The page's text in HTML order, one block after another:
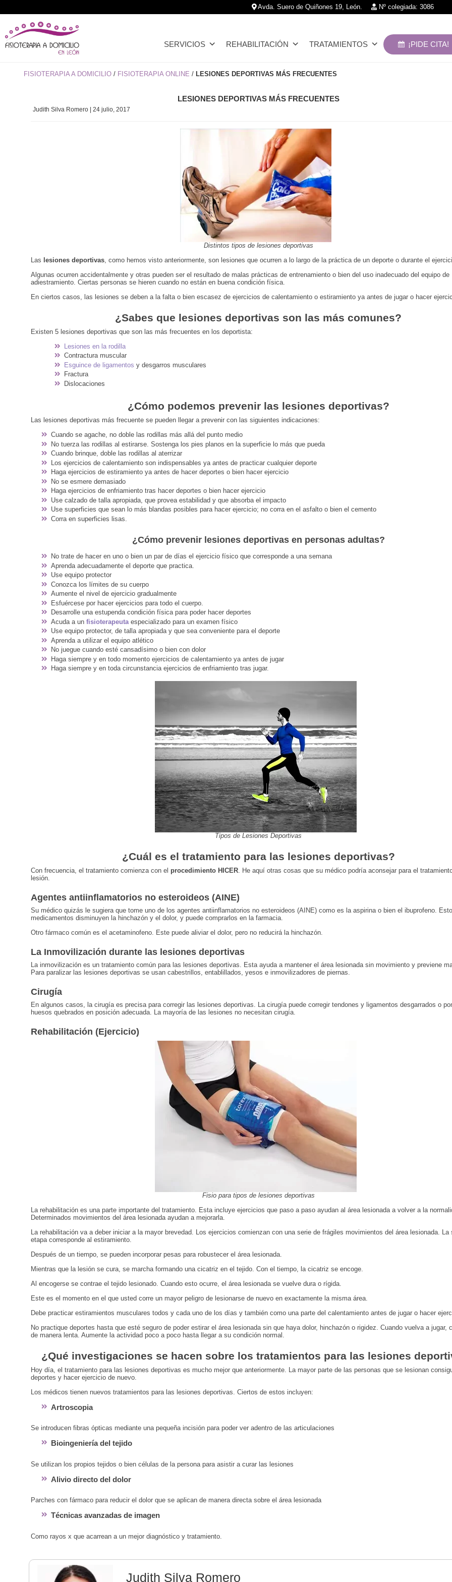
Avda. Suero de Quiñones 19, León. Nº colegiada: 3086
SERVICIOS REHABILITACIÓN TRATAMIENTOS ¡PIDE CITA!
FISIOTERAPIA A DOMICILIO / FISIOTERAPIA ONLINE / LESIONES DEPORTIVAS MÁS FRECUENTES
LESIONES DEPORTIVAS MÁS FRECUENTES
Judith Silva Romero 24 julio, 2017
Distintos tipos de lesiones deportivas
Las lesiones deportivas , como hemos visto anteriormente, son lesiones que ocurren a lo largo de la práctica de un deporte o durante el
Algunas ocurren accidentalmente y otras pueden ser el resultado de malas prácticas de entrenamiento o bien del uso inadecuado del equipo de
adiestramiento. Ciertas personas se hieren cuando no están en buena condición física.
En ciertos casos, las lesiones se deben a la falta o bien escasez de ejercicios de calentamiento o estiramiento ya antes de jugar o hacer
¿Sabes que lesiones deportivas son las más comunes?
Existen 5 lesiones deportivas que son las más frecuentes en los deportista:
Lesiones en la rodilla
Contractura muscular
Esguince de ligamentos y desgarros musculares
Fractura
Dislocaciones
¿Cómo podemos prevenir las lesiones deportivas?
Las lesiones deportivas más frecuente se pueden llegar a prevenir con las siguientes indicaciones:
Cuando se agache, no doble las rodillas más allá del punto medio
No tuerza las rodillas al estirarse. Sostenga los pies planos en la superficie lo más que pueda
Cuando brinque, doble las rodillas al aterrizar
Los ejercicios de calentamiento son indispensables ya antes de practicar cualquier deporte
Haga ejercicios de estiramiento ya antes de hacer deportes o bien hacer ejercicio
No se esmere demasiado
Haga ejercicios de enfriamiento tras hacer deportes o bien hacer ejercicio
Use calzado de talla apropiada, que provea estabilidad y que absorba el impacto
Use superficies que sean lo más blandas posibles para hacer ejercicio; no corra en el asfalto o bien el cemento
Corra en superficies lisas.
¿Cómo prevenir lesiones deportivas en personas adultas?
No trate de hacer en uno o bien un par de días el ejercicio físico que corresponde a una semana
Aprenda adecuadamente el deporte que practica.
Use equipo protector
Conozca los límites de su cuerpo
Aumente el nivel de ejercicio gradualmente
Esfuércese por hacer ejercicios para todo el cuerpo.
Desarrolle una estupenda condición física para poder hacer deportes
Acuda a un fisioterapeuta especializado para un examen físico
Use equipo protector, de talla apropiada y que sea conveniente para el deporte
Aprenda a utilizar el equipo atlético
No juegue cuando esté cansadísimo o bien con dolor
Haga siempre y en todo momento ejercicios de calentamiento ya antes de jugar
Haga siempre y en toda circunstancia ejercicios de enfriamiento tras jugar.
Tipos de Lesiones Deportivas
¿Cuál es el tratamiento para las lesiones deportivas?
Con frecuencia, el tratamiento comienza con el procedimiento HICER . He aquí otras cosas que su médico podría aconsejar para el
lesión.
Agentes antiinflamatorios no esteroideos (AINE)
Su médico quizás le sugiera que tome uno de los agentes antiinflamatorios no esteroideos (AINE) como es la aspirina o bien el ibuprofeno.
medicamentos disminuyen la hinchazón y el dolor, y puede comprarlos en la farmacia.
Otro fármaco común es el acetaminofeno. Este puede aliviar el dolor, pero no reducirá la hinchazón.
La Inmovilización durante las lesiones deportivas
La inmovilización es un tratamiento común para las lesiones deportivas. Esta ayuda a mantener el área lesionada sin movimiento y previene
Para paralizar las lesiones deportivas se usan cabestrillos, entablillados, yesos e inmovilizadores de piernas.
Cirugía
En algunos casos, la cirugía es precisa para corregir las lesiones deportivas. La cirugía puede corregir tendones y ligamentos desgarrados o
huesos quebrados en posición adecuada. La mayoría de las lesiones no necesitan cirugía.
Rehabilitación (Ejercicio)
Fisio para tipos de lesiones deportivas
La rehabilitación es una parte importante del tratamiento. Esta incluye ejercicios que paso a paso ayudan al área lesionada a volver a la
Determinados movimientos del área lesionada ayudan a mejorarla.
La rehabilitación va a deber iniciar a la mayor brevedad. Los ejercicios comienzan con una serie de frágiles movimientos del área lesionada. La
etapa corresponde al estiramiento.
Después de un tiempo, se pueden incorporar pesas para robustecer el área lesionada.
Mientras que la lesión se cura, se marcha formando una cicatriz en el tejido. Con el tiempo, la cicatriz se encoge.
Al encogerse se contrae el tejido lesionado. Cuando esto ocurre, el área lesionada se vuelve dura o rígida.
Este es el momento en el que usted corre un mayor peligro de lesionarse de nuevo en exactamente la misma área.
Debe practicar estiramientos musculares todos y cada uno de los días y también como una parte del calentamiento antes de jugar o hacer
No practique deportes hasta que esté seguro de poder estirar el área lesionada sin que haya dolor, hinchazón o rigidez. Cuando vuelva a jugar,
de manera lenta. Aumente la actividad poco a poco hasta llegar a su condición normal.
¿Qué investigaciones se hacen sobre los tratamientos para las lesiones
Hoy día, el tratamiento para las lesiones deportivas es mucho mejor que anteriormente. La mayor parte de las personas que se lesionan
deportes y hacer ejercicio de nuevo.
Los médicos tienen nuevos tratamientos para las lesiones deportivas. Ciertos de estos incluyen:
Artroscopia
Se introducen fibras ópticas mediante una pequeña incisión para poder ver adentro de las articulaciones
Bioingeniería del tejido
Se utilizan los propios tejidos o bien células de la persona para asistir a curar las lesiones
Alivio directo del dolor
Parches con fármaco para reducir el dolor que se aplican de manera directa sobre el área lesionada
Técnicas avanzadas de imagen
Como rayos x que acarrean a un mejor diagnóstico y tratamiento.
Judith Silva Romero